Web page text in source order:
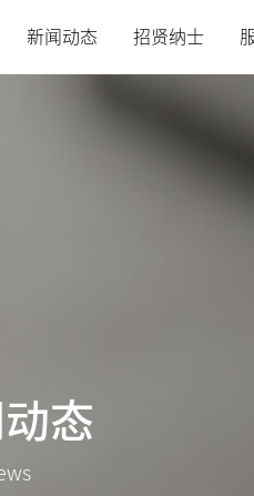
新闻动态 招贤纳士
态